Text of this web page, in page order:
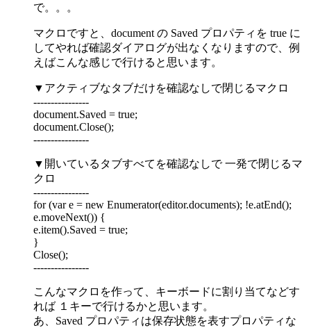
で。。。
マクロですと、document の Saved プロパティを true に
してやれば確認ダイアログが出なくなりますので、例
えばこんな感じで行けると思います。
▼アクティブなタブだけを確認なしで閉じるマクロ
----------------
document.Saved = true;
document.Close();
----------------
▼開いているタブすべてを確認なしで 一発で閉じるマ
クロ
----------------
for (var e = new Enumerator(editor.documents); !e.atEnd();
e.moveNext()) {
e.item().Saved = true;
}
Close();
----------------
こんなマクロを作って、キーボードに割り当てなどす
れば １キーで行けるかと思います。
あ、Saved プロパティは保存状態を表すプロパティな